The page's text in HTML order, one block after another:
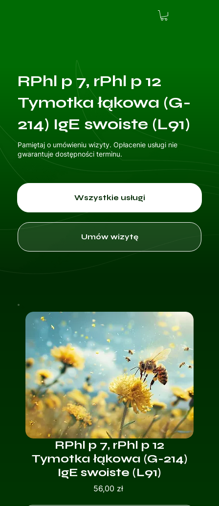
RPhl p 7, rPhl p 12
Tymotka łąkowa (G-
214) IgE swoiste (L91)
Pamiętaj o umówieniu wizyty. Opłacenie usługi nie
gwarantuje dostępności terminu.
Wszystkie usługi
Umów wizytę
RPhl p 7, rPhl p 12
Tymotka łąkowa (G-214)
IgE swoiste (L91)
56,00 złCena